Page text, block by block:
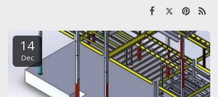
14
Dec